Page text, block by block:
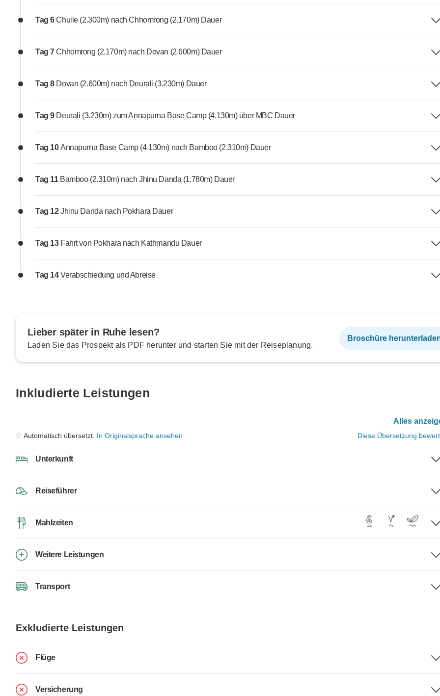
Tag 6Chuile (2.300m) nach Chhomrong (2.170m) Dauer
Tag 7Chhomrong (2.170m) nach Dovan (2.600m) Dauer
Tag 8 Dovan (2.600m) nach Deurali (3.230m) Dauer
Tag 9 Deurali (3.230m) zum Annapurna Base Camp (4.130m) über MBC Dauer
Tag 10Annapurna Base Camp (4.130m) nach Bamboo (2.310m) Dauer
Tag 11 Bamboo (2.310m) nach Jhinu Danda (1.780m) Dauer
Tag 12Jhinu Danda nach Pokhara Dauer
Tag 13 Fahrt von Pokhara nach Kathmandu Dauer
Tag 14Verabschiedung und Abreise
Lieber später in Ruhe lesen?
Laden Sie das Prospekt als PDF herunter und starten Sie mit der Reiseplanung.
Broschüre
Inkludierte Leistungen
Alles
Automatisch übersetzt. In Originalsprache ansehen Diese Übersetzung
Unterkunft
Reiseführer
Mahlzeiten
Weitere Leistungen
Transport
Exkludierte Leistungen
Flüge
Versicherung